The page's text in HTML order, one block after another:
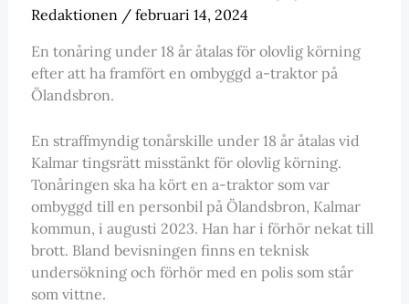
Redaktionen / februari 14, 2024
En tonåring under 18 år åtalas för olovlig körning
efter att ha framfört en ombyggd a-traktor på
Ölandsbron.
En straffmyndig tonårskille under 18 år åtalas vid
Kalmar tingsrätt misstänkt för olovlig körning.
Tonåringen ska ha kört en a-traktor som var
ombyggd till en personbil på Ölandsbron, Kalmar
kommun, i augusti 2023. Han har i förhör nekat till
brott. Bland bevisningen finns en teknisk
undersökning och förhör med en polis som står
som vittne.